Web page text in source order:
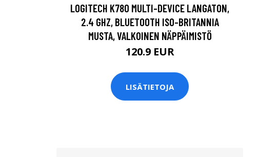
LOGITECH K780 MULTI-DEVICE LANGATON,
2.4 GHZ, BLUETOOTH ISO-BRITANNIA
MUSTA, VALKOINEN NÄPPÄIMISTÖ
120.9 EUR
LISÄTIETOJA